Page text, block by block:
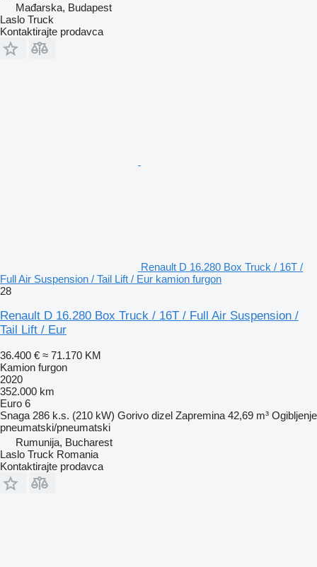
Mađarska, Budapest
Laslo Truck
Kontaktirajte prodavca
Renault D 16.280 Box Truck / 16T /
Full Air Suspension / Tail Lift / Eur kamion furgon
28
Renault D 16.280 Box Truck / 16T / Full Air Suspension /
Tail Lift / Eur
36.400 € ≈ 71.170 KM
Kamion furgon
2020
352.000 km
Euro 6
Snaga 286 k.s. (210 kW) Gorivo dizel Zapremina 42,69 m³ Ogibljenje
pneumatski/pneumatski
Rumunija, Bucharest
Laslo Truck Romania
Kontaktirajte prodavca